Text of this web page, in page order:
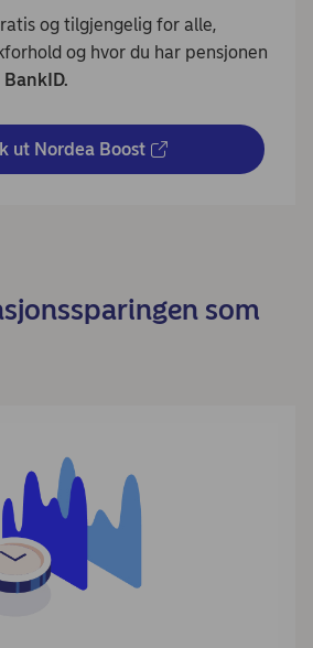
og tilgjengelig for alle,
og hvor du har pensjonen
ut Nordea Boost
som